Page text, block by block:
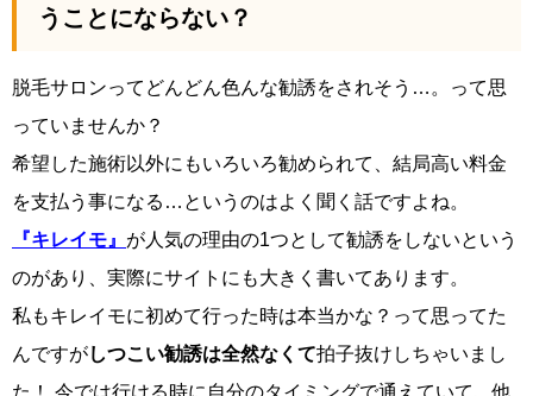
うことにならない？
脱毛サロンってどんどん色んな勧誘をされそう…。って思
っていませんか？
希望した施術以外にもいろいろ勧められて、結局高い料金
を支払う事になる…というのはよく聞く話ですよね。
『キレイモ』 が人気の理由の1つとして勧誘をしないという
のがあり、実際にサイトにも大きく書いてあります。
私もキレイモに初めて行った時は本当かな？って思ってた
んですがしつこい勧誘は全然なくて拍子抜けしちゃいまし
た！ 今では行ける時に自分のタイミングで通えていて、他